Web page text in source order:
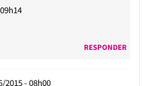
RESPONDER
2015 - 08h00